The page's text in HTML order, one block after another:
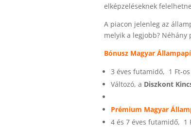
elképzeléseknek
A piacon jelenleg az
melyik a legjobb?
Bónusz Magyar
3 éves futamidő, 1 Ft-
Változó, a Diszkont
Prémium Magyar
4 és 7 éves futamidő, 1